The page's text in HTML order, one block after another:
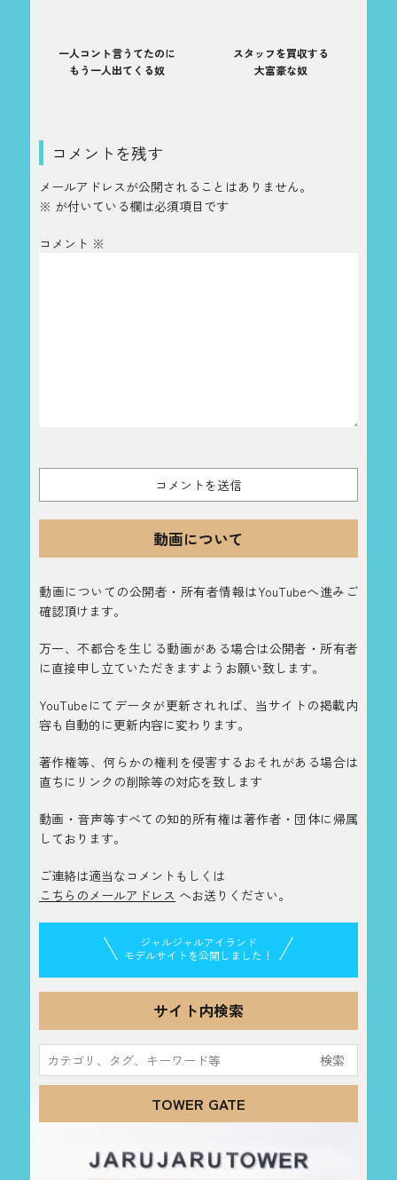
一人コント言うてたのに
もう一人出てくる奴
スタッフを買収する
大富豪な奴
コメントを残す
メールアドレスが公開されることはありません。
※ が付いている欄は必須項目です
コメント ※
動画について
動画についての公開者・所有者情報はYouTubeへ進みご
確認頂けます。
万一、不都合を生じる動画がある場合は公開者・所有者
に直接申し立ていただきますようお願い致します。
YouTubeにてデータが更新されれば、当サイトの掲載内
容も自動的に更新内容に変わります。
著作権等、何らかの権利を侵害するおそれがある場合は
直ちにリンクの削除等の対応を致します
動画・音声等すべての知的所有権は著作者・団体に帰属
しております。
ご連絡は適当なコメントもしくは
こちらのメールアドレス へお送りください。
ジャルジャルアイランド
モデルサイトを公開しました！
サイト内検索
索:
TOWER GATE